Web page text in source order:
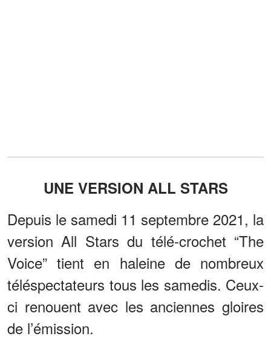
UNE VERSION ALL STARS
Depuis le samedi 11 septembre 2021, la
version All Stars du télé-crochet “The
Voice” tient en haleine de nombreux
téléspectateurs tous les samedis. Ceux-
ci renouent avec les anciennes gloires
de l’émission.